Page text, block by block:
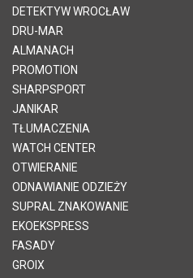
DETEKTYW WROCŁAW
DRU-MAR
ALMANACH
PROMOTION
SHARPSPORT
JANIKAR
TŁUMACZENIA
WATCH CENTER
OTWIERANIE
ODNAWIANIE ODZIEŻY
SUPRAL ZNAKOWANIE
EKOEKSPRESS
FASADY
GROIX